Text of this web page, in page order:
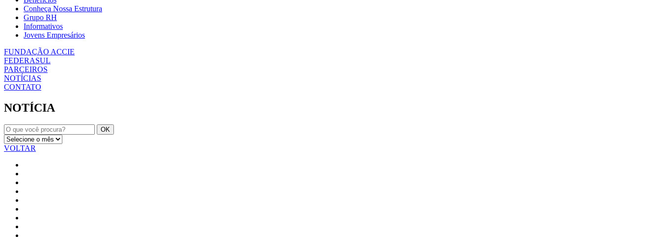
Conheça Nossa Estrutura
Grupo RH
Informativos
Jovens Empresários
FUNDAÇÃO ACCIE
FEDERASUL
PARCEIROS
NOTÍCIAS
CONTATO
NOTÍCIA
VOLTAR